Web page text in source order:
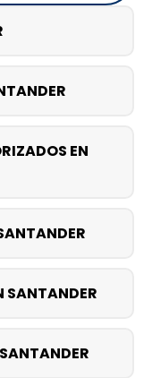
EN
SANTANDER